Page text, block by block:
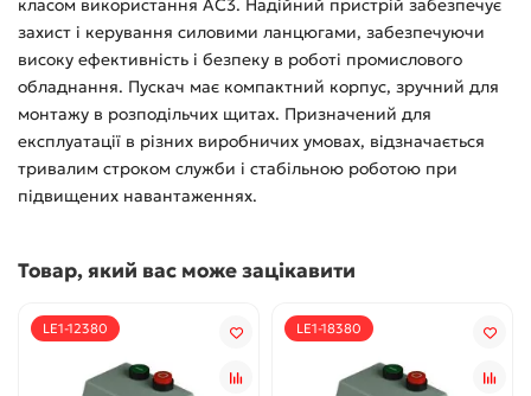
класом використання AC3. Надійний пристрій забезпечує
захист і керування силовими ланцюгами, забезпечуючи
високу ефективність і безпеку в роботі промислового
обладнання. Пускач має компактний корпус, зручний для
монтажу в розподільчих щитах. Призначений для
експлуатації в різних виробничих умовах, відзначається
тривалим строком служби і стабільною роботою при
підвищених навантаженнях.
Товар, який вас може зацікавити
LE1-12380 LE1-18380